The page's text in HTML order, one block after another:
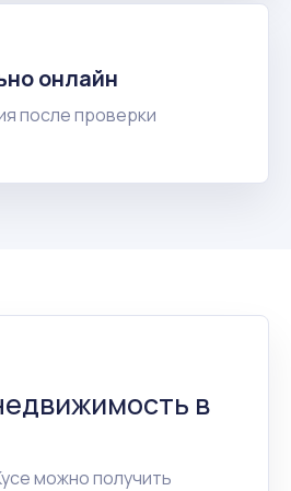
онлайн
после проверки
в
можно получить